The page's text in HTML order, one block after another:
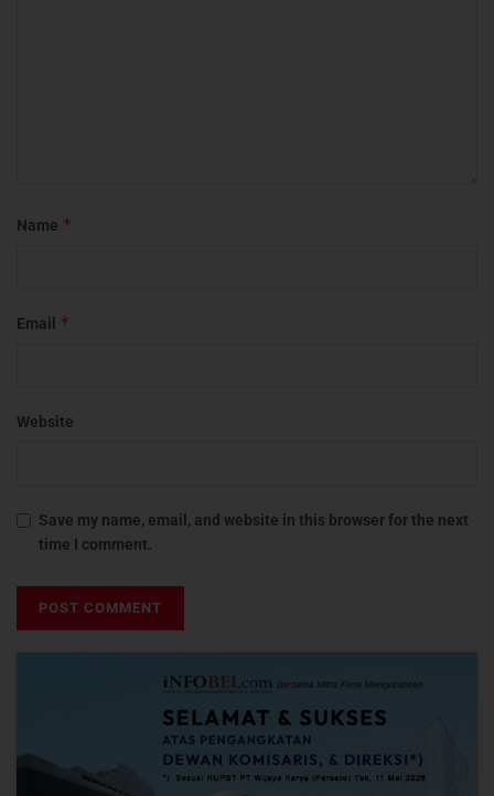
Name *
Email *
Website
Save my name, email, and website in this browser for the next
time I comment.